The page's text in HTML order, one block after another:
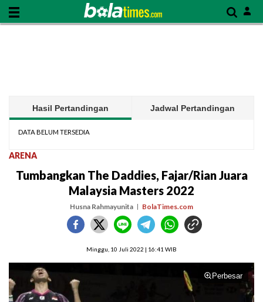
Hasil Pertandingan Jadwal Pertandingan
DATA BELUM TERSEDIA
ARENA
Tumbangkan The Daddies, Fajar/Rian Juara
Malaysia Masters 2022
Husna Rahmayunita BolaTimes.com
Minggu, 10 Juli 2022 | 16:41 WIB
Perbesar